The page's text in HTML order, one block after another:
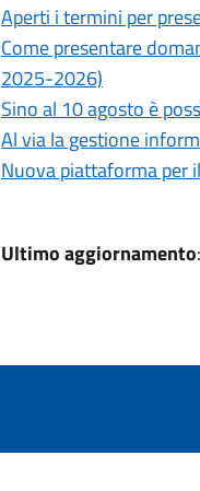
Aperti i termini per
Come presentare
2025-2026)
Sino al 10 agosto è
Al via la gestione
Nuova piattaforma per
Ultimo aggiornamento